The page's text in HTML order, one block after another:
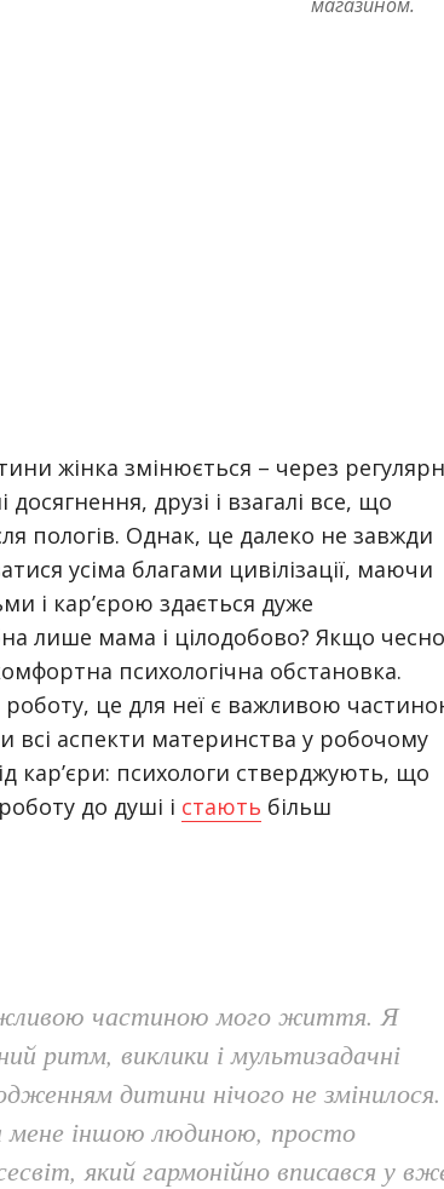
жінка змінюється – через
друзі і взагалі все, що
пологів. Однак, це далеко не завжди
усіма благами цивілізації, маючи
і кар’єрою здається дуже
лише мама і цілодобово? Якщо
психологічна обстановка.
це для неї є важливою
всі аспекти материнства у робочому
кар’єри: психологи стверджують, що
до душі і стають більш
частиною мого життя. Я
ритм, виклики і мультизадачні
дитини нічого не змінилося.
мене іншою людиною, просто
який гармонійно вписався у